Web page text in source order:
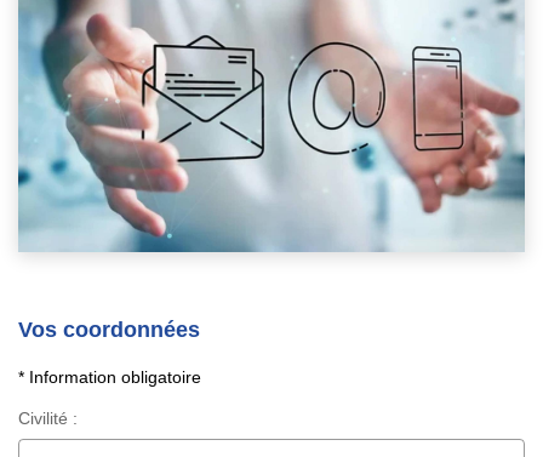
Vos coordonnées
* Information obligatoire
Civilité :